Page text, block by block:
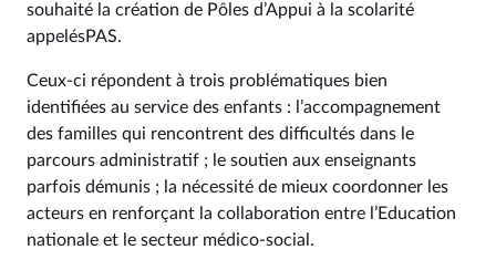
souhaité la création de Pôles d’Appui à la scolarité
appelésPAS.
Ceux-ci répondent à trois problématiques bien
identifiées au service des enfants : l’accompagnement
des familles qui rencontrent des difficultés dans le
parcours administratif ; le soutien aux enseignants
parfois démunis ; la nécessité de mieux coordonner les
acteurs en renforçant la collaboration entre l’Education
nationale et le secteur médico-social.